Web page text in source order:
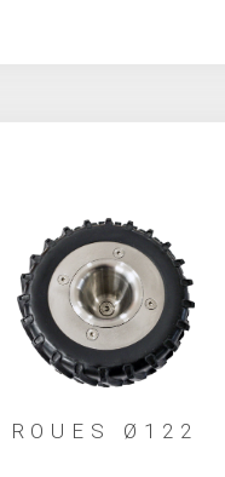
ROUES Ø122